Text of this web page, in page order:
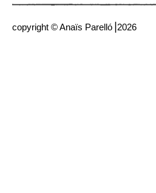
copyright © Anaïs Parelló⎟2026